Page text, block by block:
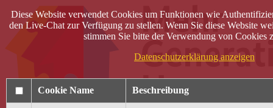
Diese Website verwendet Cookies um Funktionen wie
den Live-Chat zur Verfügung zu stellen. Wenn Sie diese Website
stimmen Sie bitte der Verwendung von Cookies
Datenschutzerklärung anzeigen
Cookie Name Beschreibung